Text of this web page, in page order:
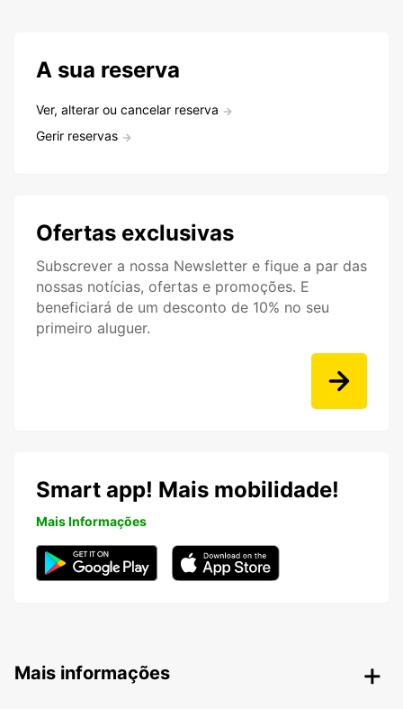
A sua reserva
Ver, alterar ou cancelar reserva
Gerir reservas
Ofertas exclusivas
Subscrever a nossa Newsletter e fique a par das
nossas notícias, ofertas e promoções. E
beneficiará de um desconto de 10% no seu
primeiro aluguer.
Smart app! Mais mobilidade!
Mais Informações
Mais informações